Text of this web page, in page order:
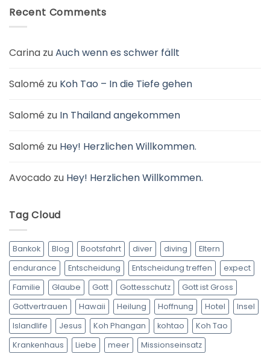
oder
mitten
Recent Comments
Carina zuAuch wenn es schwer fällt
Salomé zu Koh Tao – In die Tiefe gehen
Salomé zu In Thailand angekommen
Salomé zu Hey! Herzlichen Willkommen.
Avocado zu Hey! Herzlichen Willkommen.
Tag Cloud
Bankok Blog Bootsfahrt diver diving
Eltern
endurance
Entscheidung Entscheidung treffen
expect
Familie
Glaube Gott Gottesschutz
Gott ist Gross
Gottvertrauen
Hawaii Heilung Hoffnung Hotel
Insel
Islandlife
Jesus Koh Phangan kohtao
Koh Tao
Krankenhaus
Liebe meer
Missionseinsatz